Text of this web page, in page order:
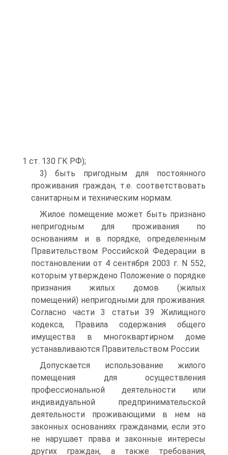
1 ст. 130 ГК РФ);
3) быть пригодным для постоянного
проживания граждан, т.е. соответствовать
санитарным и техническим нормам.
Жилое помещение может быть признано
непригодным для проживания по
основаниям и в порядке, определенным
Правительством Российской Федерации в
постановлении от 4 сентября 2003 г. N 552,
которым утверждено Положение о порядке
признания жилых домов (жилых
помещений) непригодными для проживания.
Согласно части 3 статьи 39 Жилищного
кодекса, Правила содержания общего
имущества в многоквартирном доме
устанавливаются Правительством России.
Допускается использование жилого
помещения для осуществления
профессиональной деятельности или
индивидуальной предпринимательской
деятельности проживающими в нем на
законных основаниях гражданами, если это
не нарушает права и законные интересы
других граждан, а также требования,